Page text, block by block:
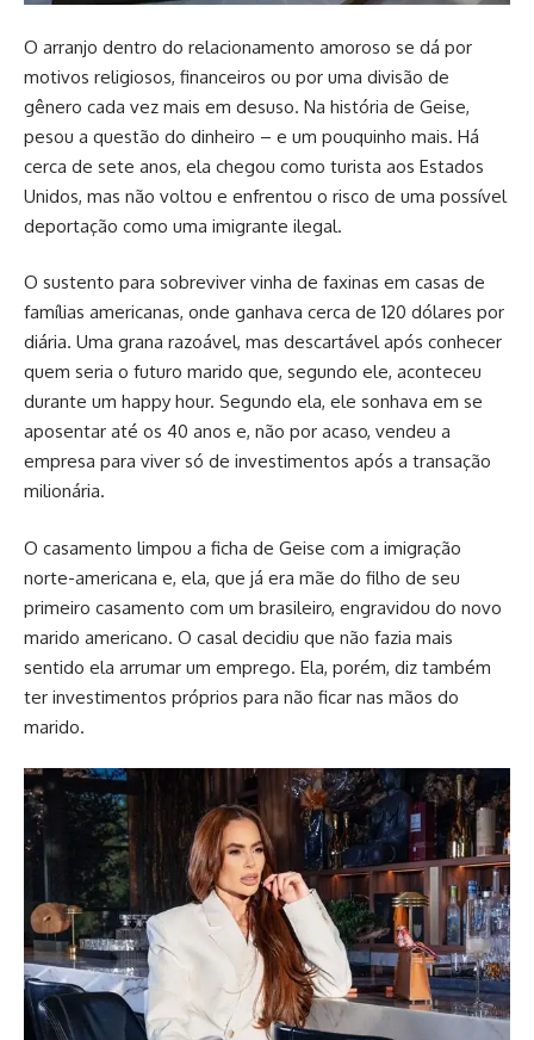
O arranjo dentro do relacionamento amoroso se dá por
motivos religiosos, financeiros ou por uma divisão de
gênero cada vez mais em desuso. Na história de Geise,
pesou a questão do dinheiro – e um pouquinho mais. Há
cerca de sete anos, ela chegou como turista aos Estados
Unidos, mas não voltou e enfrentou o risco de uma possível
deportação como uma imigrante ilegal.
O sustento para sobreviver vinha de faxinas em casas de
famílias americanas, onde ganhava cerca de 120 dólares por
diária. Uma grana razoável, mas descartável após conhecer
quem seria o futuro marido que, segundo ele, aconteceu
durante um happy hour. Segundo ela, ele sonhava em se
aposentar até os 40 anos e, não por acaso, vendeu a
empresa para viver só de investimentos após a transação
milionária.
O casamento limpou a ficha de Geise com a imigração
norte-americana e, ela, que já era mãe do filho de seu
primeiro casamento com um brasileiro, engravidou do novo
marido americano. O casal decidiu que não fazia mais
sentido ela arrumar um emprego. Ela, porém, diz também
ter investimentos próprios para não ficar nas mãos do
marido.